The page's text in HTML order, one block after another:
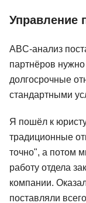
Управление
ABC-анализ
партнёров нужно
долгосрочные
стандартными
Я пошёл к
традиционные
точно", а потом
работу отдела
компании.
поставляли